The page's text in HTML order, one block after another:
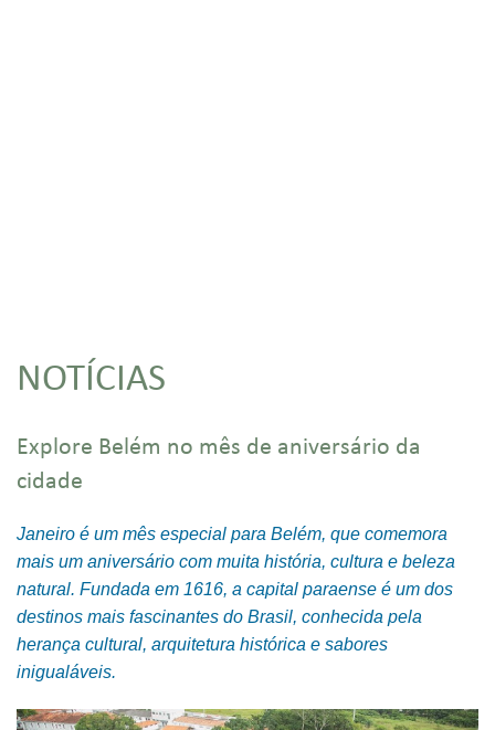
NOTÍCIAS
Explore Belém no mês de aniversário da
cidade
Janeiro é um mês especial para Belém, que comemora
mais um aniversário com muita história, cultura e beleza
natural. Fundada em 1616, a capital paraense é um dos
destinos mais fascinantes do Brasil, conhecida pela
herança cultural, arquitetura histórica e sabores
inigualáveis.